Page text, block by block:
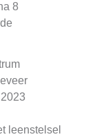
8
leenstelsel